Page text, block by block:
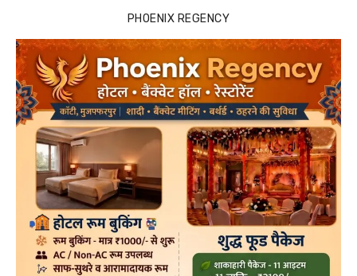
PHOENIX REGENCY